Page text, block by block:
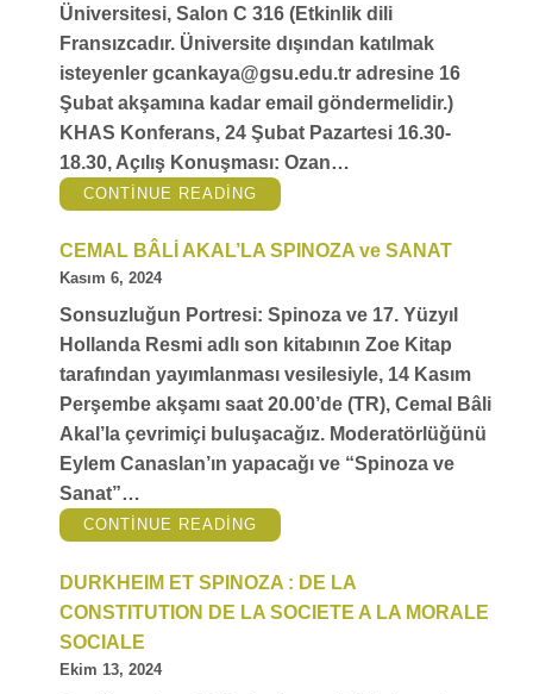
Üniversitesi, Salon C 316 (Etkinlik dili
Fransızcadır. Üniversite dışından katılmak
isteyenler gcankaya@gsu.edu.tr adresine 16
Şubat akşamına kadar email göndermelidir.)
KHAS Konferans, 24 Şubat Pazartesi 16.30-
18.30, Açılış Konuşması: Ozan…
CONTINUE READING
ROVERE,
DOST
OLMAK
İÇIN
YÖNTEMLER (SPINOZA:
METHODES
EXISTER,
EDITIONS,
KITABI
VESILESIYLE,
GALATASARAY
ÜNIVERSITESI
BÖLÜMÜ’NÜN
VE
KADIR
HUKUK
FAKÜLTESI’NIN
İSTANBUL’DA
TÜRKIYE
CEMAL BÂLİ AKAL’LA SPINOZA ve SANAT
Kasım 6, 2024
Sonsuzluğun Portresi: Spinoza ve 17. Yüzyıl
Hollanda Resmi adlı son kitabının Zoe Kitap
tarafından yayımlanması vesilesiyle, 14 Kasım
Perşembe akşamı saat 20.00’de (TR), Cemal Bâli
Akal’la çevrimiçi buluşacağız. Moderatörlüğünü
Eylem Canaslan’ın yapacağı ve “Spinoza ve
Sanat”…
CONTINUE READING
BÂLİ
VE
DURKHEIM ET SPINOZA : DE LA
CONSTITUTION DE LA SOCIETE A LA MORALE
SOCIALE
Ekim 13, 2024